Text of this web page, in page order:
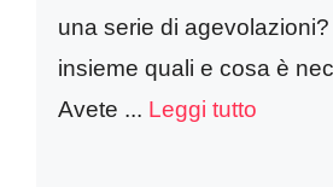
una serie di
insieme quali e cosa è
Avete ... Leggi tutto